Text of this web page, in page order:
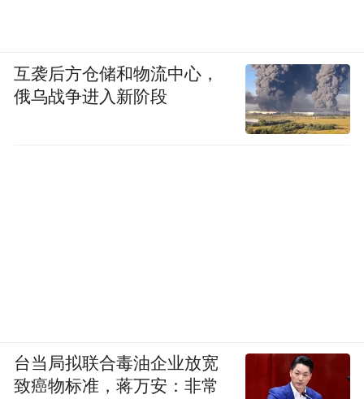
互袭后方仓储和物流中心，
俄乌战争进入新阶段
台当局拟联合毒油企业放宽
致癌物标准，蒋万安：非常